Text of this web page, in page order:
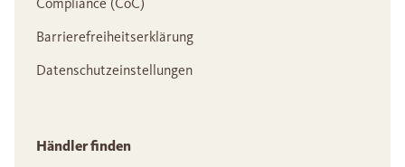
Barrierefreiheitserklärung
Datenschutzeinstellungen
Händler finden